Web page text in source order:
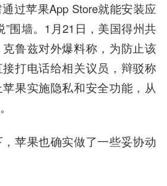
过苹果App Store就能安装应
”围墙。1月21日，美国得州共
鲁兹对外爆料称，为防止该
打电话给相关议员，辩驳称
果实施隐私和安全功能，从
苹果也确实做了一些妥协动